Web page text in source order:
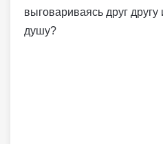
выговариваясь друг
душу?